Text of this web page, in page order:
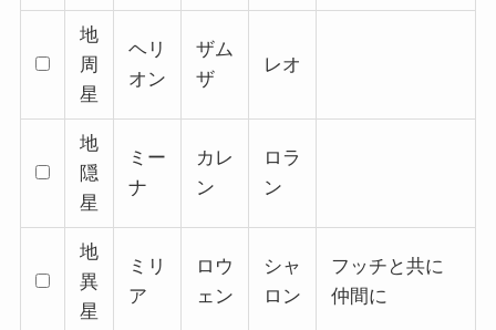
地
周
星
ヘリ
オン
ザム
ザ
レオ
地
隠
星
ミー
ナ
カレ
ン
ロラ
ン
地
異
星
ミリ
ア
ロウ
ェン
シャ
ロン
フッチと共に
仲間に